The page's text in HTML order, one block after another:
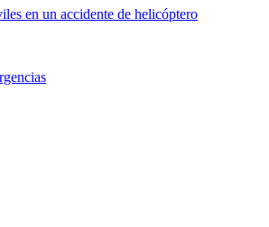
en un accidente de helicóptero